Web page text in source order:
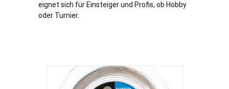
eignet sich für Einsteiger und Profis, ob Hobby
oder Turnier.